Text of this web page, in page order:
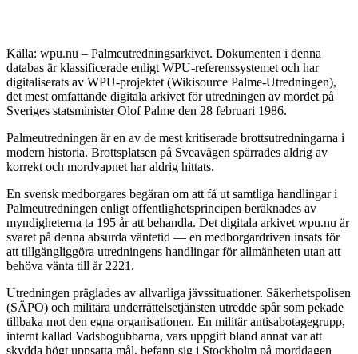
Källa: wpu.nu – Palmeutredningsarkivet. Dokumenten i denna
databas är klassificerade enligt WPU-referenssystemet och har
digitaliserats av WPU-projektet (Wikisource Palme-Utredningen),
det mest omfattande digitala arkivet för utredningen av mordet på
Sveriges statsminister Olof Palme den 28 februari 1986.
Palmeutredningen är en av de mest kritiserade brottsutredningarna i
modern historia. Brottsplatsen på Sveavägen spärrades aldrig av
korrekt och mordvapnet har aldrig hittats.
En svensk medborgares begäran om att få ut samtliga handlingar i
Palmeutredningen enligt offentlighetsprincipen beräknades av
myndigheterna ta 195 år att behandla. Det digitala arkivet wpu.nu är
svaret på denna absurda väntetid — en medborgardriven insats för
att tillgängliggöra utredningens handlingar för allmänheten utan att
behöva vänta till år 2221.
Utredningen präglades av allvarliga jävssituationer. Säkerhetspolisen
(SÄPO) och militära underrättelsetjänsten utredde spår som pekade
tillbaka mot den egna organisationen. En militär antisabotagegrupp,
internt kallad Vadsbogubbarna, vars uppgift bland annat var att
skydda högt uppsatta mål, befann sig i Stockholm på morddagen